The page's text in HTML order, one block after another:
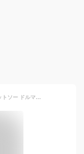
サマーSALE！【45％OFF】 レース カットソー ドルマン M/L/XL ゆる トップス レディース 花柄 裾レース 袖レース フェミニン 半袖 クルーネック 春 夏 大人カジュアル シアー ブラウス 透け感 大人可愛い コーデ 送料無料 黒 白 グレー ピンク SS 298/全7色